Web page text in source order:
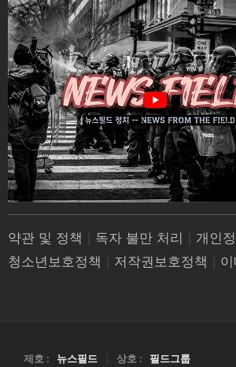
약관 및 정책 | 독자 불만 처리 | 개인
청소년보호정책 | 저작권보호정책 |
제호 : 뉴스필드 상호 : 필드그룹